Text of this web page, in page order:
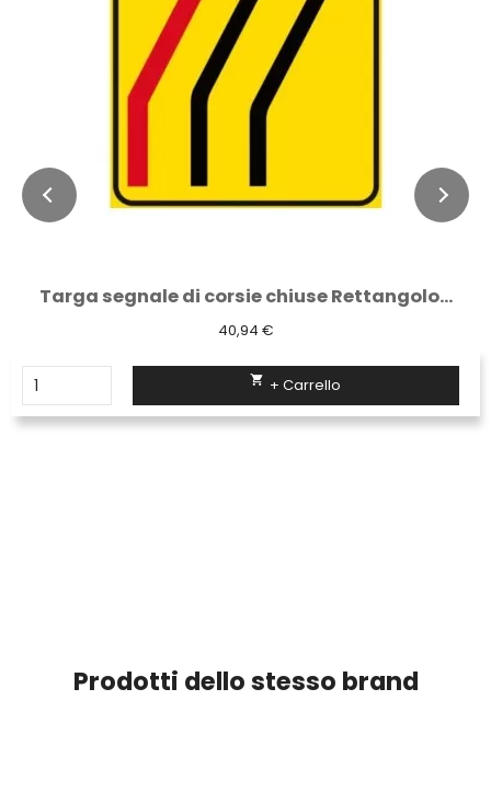
Targa segnale di corsie chiuse Rettangolo...
40,94 €
 + Carrello
Prodotti dello stesso brand